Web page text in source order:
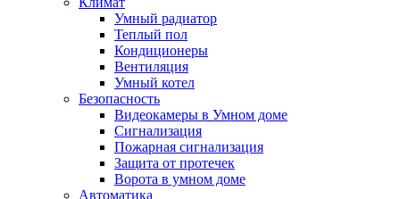
Умный радиатор
Теплый пол
Кондиционеры
Вентиляция
Умный котел
Безопасность
Видеокамеры в Умном доме
Сигнализация
Пожарная сигнализация
Защита от протечек
Ворота в умном доме
Автоматика